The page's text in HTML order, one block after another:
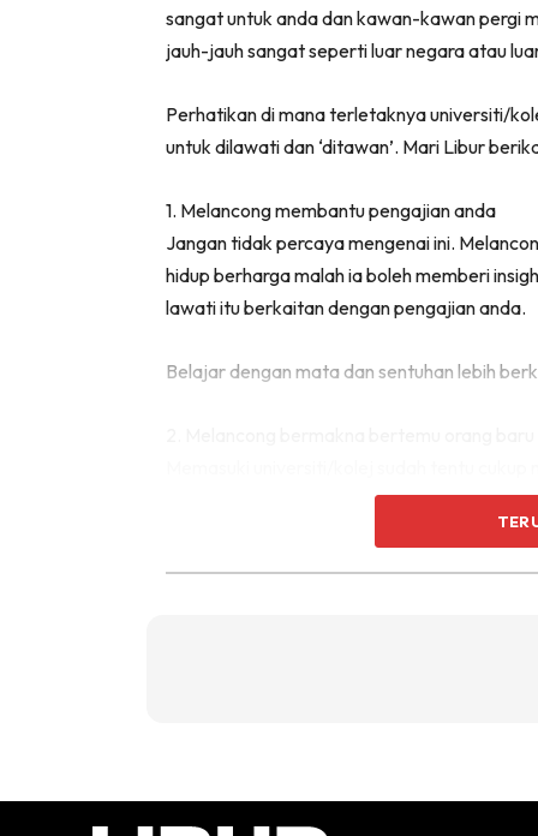
sangat untuk anda dan kawan-kawan pergi
jauh-jauh sangat seperti luar negara atau
Perhatikan di mana terletaknya universiti/
untuk dilawati dan ‘ditawan’. Mari Libur
1. Melancong membantu pengajian anda
Jangan tidak percaya mengenai ini.
hidup berharga malah ia boleh memberi
lawati itu berkaitan dengan pengajian anda.
Belajar dengan mata dan sentuhan lebih
yang sosial. Tetapi dengan melancong,
Ketahuilah kesemua ini akan mengajar